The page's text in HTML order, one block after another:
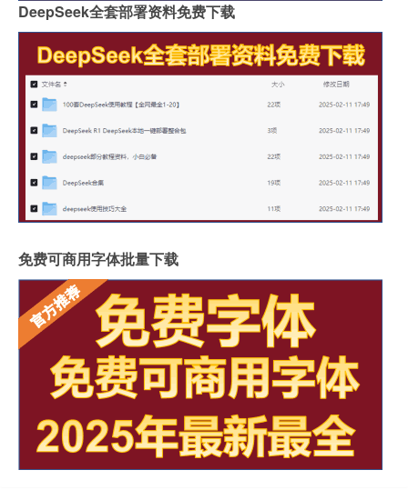
DeepSeek全套部署资料免费下载
免费可商用字体批量下载